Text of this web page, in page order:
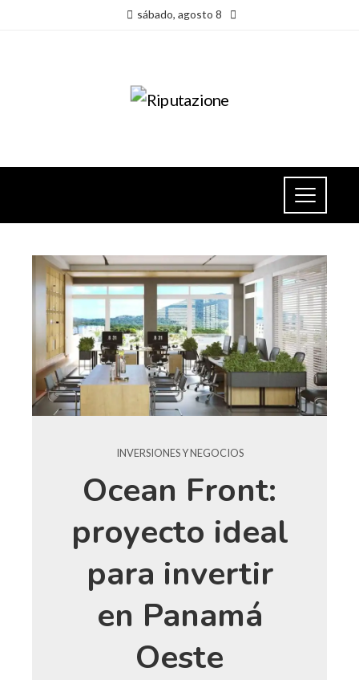
sábado, agosto 8
INVERSIONES Y NEGOCIOS
Ocean Front:
proyecto ideal
para invertir
en Panamá
Oeste